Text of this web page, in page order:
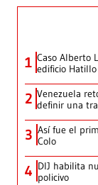
1 Caso Alberto
edificio Hatillo
2 Venezuela
definir una
3 Así fue el
Colo
4 DIJ habilita
policivo